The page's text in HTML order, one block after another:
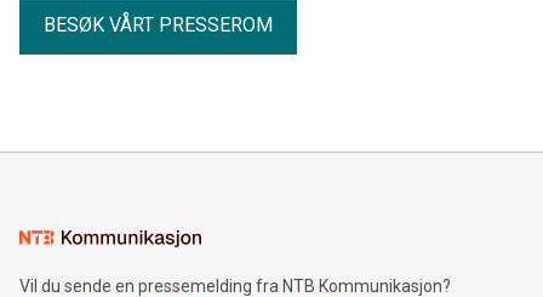
BESØK VÅRT PRESSEROM
Vil du sende en pressemelding fra NTB Kommunikasjon?